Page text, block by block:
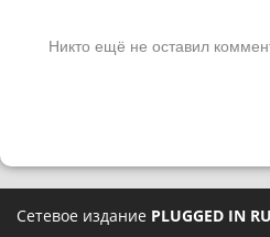
Никто ещё не оставил
Сетевое издание PLUGGED IN RU